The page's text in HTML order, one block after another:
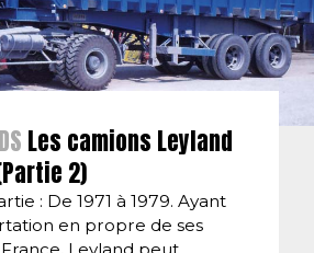
Les camions Leyland
2)
: De 1971 à 1979. Ayant
en propre de ses